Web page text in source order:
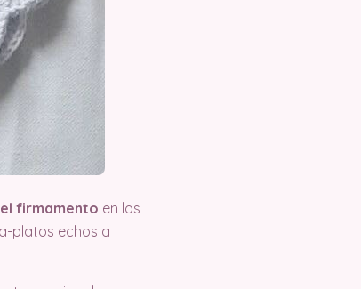
firmamento en los
platos echos a